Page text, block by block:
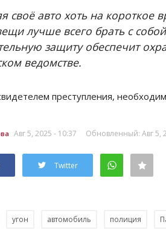
своё авто хоть на короткое
лучше всего брать с
защиту обеспечит
ведомстве.
преступления,
Авг 5, 2025 - 10:37 Обновленный: Авг 5,
Twitter
угон автомобиль полиция